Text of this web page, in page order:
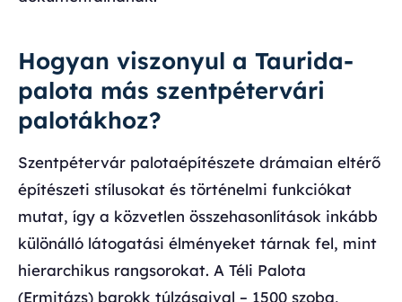
Hogyan viszonyul a Taurida-
palota más szentpétervári
palotákhoz?
Szentpétervár palotaépítészete drámaian eltérő
építészeti stílusokat és történelmi funkciókat
mutat, így a közvetlen összehasonlítások inkább
különálló látogatási élményeket tárnak fel, mint
hierarchikus rangsorokat. A Téli Palota
(Ermitázs) barokk túlzásaival – 1500 szoba,